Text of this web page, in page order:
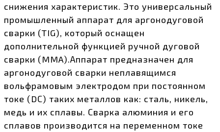
снижения характеристик. Это универсальный
промышленный аппарат для аргонодуговой
сварки (TIG), который оснащен
дополнительной функцией ручной дуговой
сварки (MMA).Аппарат предназначен для
аргонодуговой сварки неплавящимся
вольфрамовым электродом при постоянном
токе (DС) таких металлов как: сталь, никель,
медь и их сплавы. Сварка алюминия и его
сплавов производится на переменном токе